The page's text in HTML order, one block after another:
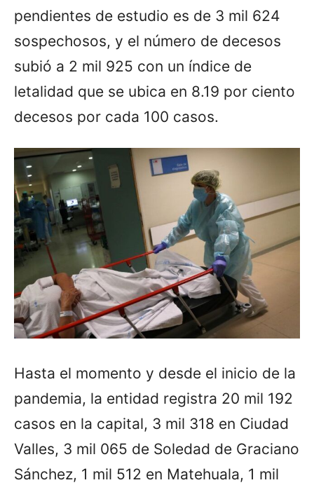
pendientes de estudio es de 3 mil 624
sospechosos, y el número de decesos
subió a 2 mil 925 con un índice de
letalidad que se ubica en 8.19 por ciento
decesos por cada 100 casos.
Hasta el momento y desde el inicio de la
pandemia, la entidad registra 20 mil 192
casos en la capital, 3 mil 318 en Ciudad
Valles, 3 mil 065 de Soledad de Graciano
Sánchez, 1 mil 512 en Matehuala, 1 mil